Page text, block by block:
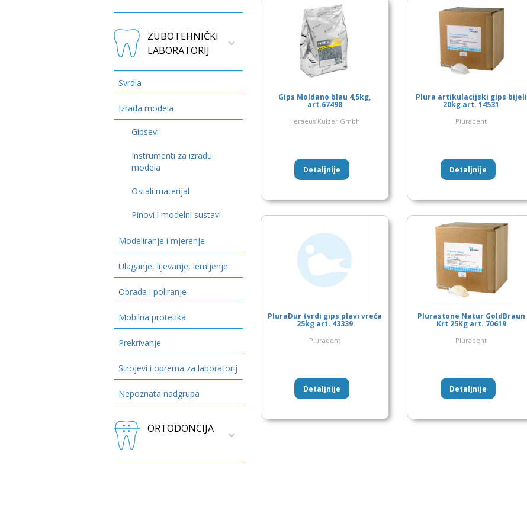
ZUBOTEHNIČKI
LABORATORIJ
Svrdla
Izrada modela
Gipsevi
Instrumenti za izradu
modela
Ostali materijal
Pinovi i modelni sustavi
Modeliranje i mjerenje
Ulaganje, lijevanje, lemljenje
Obrada i poliranje
Mobilna protetika
Prekrivanje
Strojevi i oprema za laboratorij
Nepoznata nadgrupa
ORTODONCIJA
Gips Moldano blau 4,5kg,
art.67498
Heraeus Kulzer Gmbh
Detaljnije
Plura artikulacijski gips bijeli
20kg art. 14531
Pluradent
Detaljnije
PluraDur tvrdi gips plavi vreća
25kg art. 43339
Pluradent
Detaljnije
Plurastone Natur GoldBraun
Krt 25Kg art. 70619
Pluradent
Detaljnije